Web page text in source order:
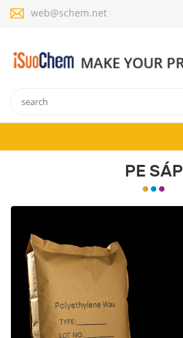
web@schem.net
PE SÁP